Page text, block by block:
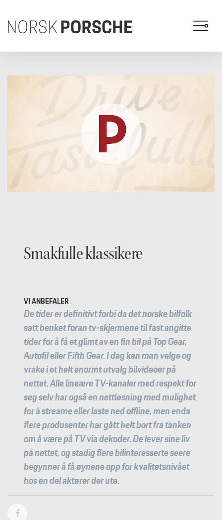
Smakfulle klassikere
VI ANBEFALER
De tider er definitivt forbi da det norske bilfolk
satt benket foran tv-skjermene til fast angitte
tider for å få et glimt av en fin bil på Top Gear,
Autofil eller Fifth Gear. I dag kan man velge og
vrake i et helt enormt utvalg bilvideoer på
nettet. Alle lineære TV-kanaler med respekt for
seg selv har også en nettløsning med mulighet
for å streame eller laste ned offline, men enda
flere produsenter har gått helt bort fra tanken
om å være på TV via dekoder. De lever sine liv
på nettet, og stadig flere bilinteresserte seere
begynner å få øynene opp for kvalitetsnivået
hos en del aktører der ute.